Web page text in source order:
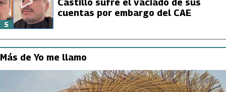
cuentas por embargo del CAE
5
Más de Yo me llamo